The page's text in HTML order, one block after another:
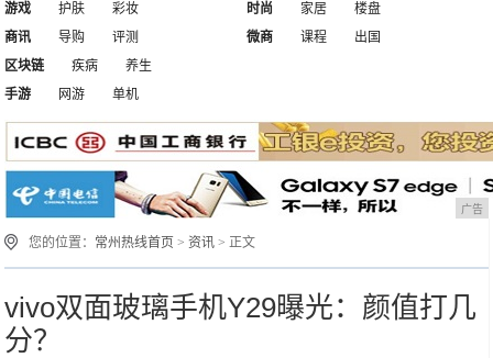
游戏
护肤
彩妆
商讯
导购 评测
时尚 家居
楼盘
微商
课程
出国
区块链
疾病
养生
手游
网游 单机
广告
您的位置： 常州热线首页 >资讯 > 正文
vivo双面玻璃手机Y29曝光：颜值打几
分？